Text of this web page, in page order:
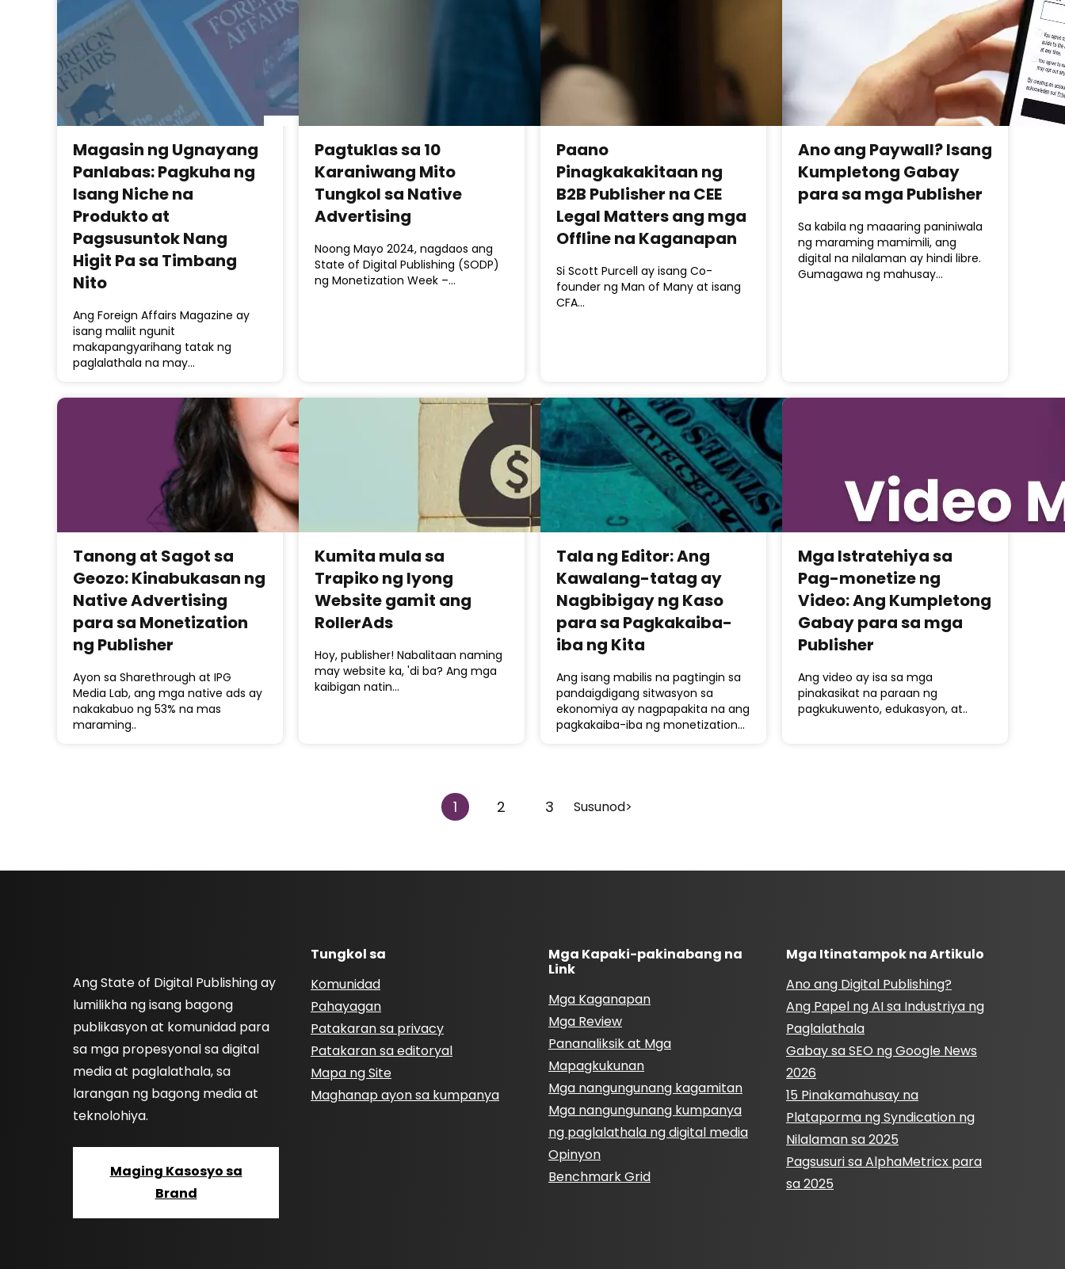
Magasin ng Ugnayang
Panlabas: Pagkuha ng
Isang Niche na
Produkto at
Pagsusuntok Nang
Higit Pa sa Timbang
Nito
Ang Foreign Affairs Magazine ay
isang maliit ngunit
makapangyarihang tatak ng
paglalathala na may…
Pagtuklas sa 10
Karaniwang Mito
Tungkol sa Native
Advertising
Noong Mayo 2024, nagdaos ang
State of Digital Publishing (SODP)
ng Monetization Week –…
Paano
Pinagkakakitaan ng
B2B Publisher na CEE
Legal Matters ang mga
Offline na Kaganapan
Si Scott Purcell ay isang Co-
founder ng Man of Many at isang
CFA…
Ano ang Paywall? Isang
Kumpletong Gabay
para sa mga Publisher
Sa kabila ng maaaring paniniwala
ng maraming mamimili, ang
digital na nilalaman ay hindi libre.
Gumagawa ng mahusay…
Tanong at Sagot sa
Geozo: Kinabukasan ng
Native Advertising
para sa Monetization
ng Publisher
Ayon sa Sharethrough at IPG
Media Lab, ang mga native ads ay
nakakabuo ng 53% na mas
maraming..
Kumita mula sa
Trapiko ng Iyong
Website gamit ang
RollerAds
Hoy, publisher! Nabalitaan naming
may website ka, 'di ba? Ang mga
kaibigan natin…
Tala ng Editor: Ang
Kawalang-tatag ay
Nagbibigay ng Kaso
para sa Pagkakaiba-
iba ng Kita
Ang isang mabilis na pagtingin sa
pandaigdigang sitwasyon sa
ekonomiya ay nagpapakita na ang
pagkakaiba-iba ng monetization…
Mga Istratehiya sa
Pag-monetize ng
Video: Ang Kumpletong
Gabay para sa mga
Publisher
Ang video ay isa sa mga
pinakasikat na paraan ng
pagkukuwento, edukasyon, at..
1 2 3 Susunod>
Ang State of Digital Publishing ay
lumilikha ng isang bagong
publikasyon at komunidad para
sa mga propesyonal sa digital
media at paglalathala, sa
larangan ng bagong media at
teknolohiya.
Maging Kasosyo sa
Brand
Tungkol sa
Komunidad
Pahayagan
Patakaran sa privacy
Patakaran sa editoryal
Mapa ng Site
Maghanap ayon sa kumpanya
Mga Kapaki-pakinabang na
Link
Mga Kaganapan
Mga Review
Pananaliksik at Mga
Mapagkukunan
Mga nangungunang kagamitan
Mga nangungunang kumpanya
ng paglalathala ng digital media
Opinyon
Benchmark Grid
Mga Itinatampok na Artikulo
Ano ang Digital Publishing?
Ang Papel ng AI sa Industriya ng
Paglalathala
Gabay sa SEO ng Google News
2026
15 Pinakamahusay na
Plataporma ng Syndication ng
Nilalaman sa 2025
Pagsusuri sa AlphaMetricx para
sa 2025